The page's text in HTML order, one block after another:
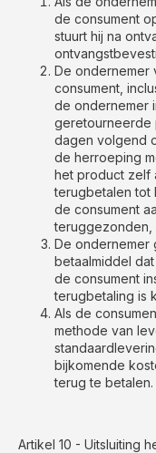
de consument
stuurt hij na
De ondernemer
consument,
de ondernemer
geretourneerde
dagen volgend
de herroeping
het product zelf
terugbetalen tot
de consument
teruggezonden,
De ondernemer
betaalmiddel
de consument
terugbetaling is
Als de
methode van
bijkomende
terug te betalen.
Artikel 10 - Uitsluiting